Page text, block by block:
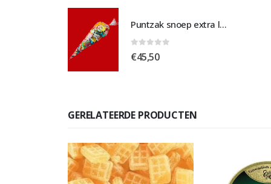
Puntzak snoep extra large
0out of 5
€45,50
GERELATEERDE PRODUCTEN